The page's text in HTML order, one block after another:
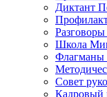
Диктант
Школа
Флагманы
Совет
Кадровый